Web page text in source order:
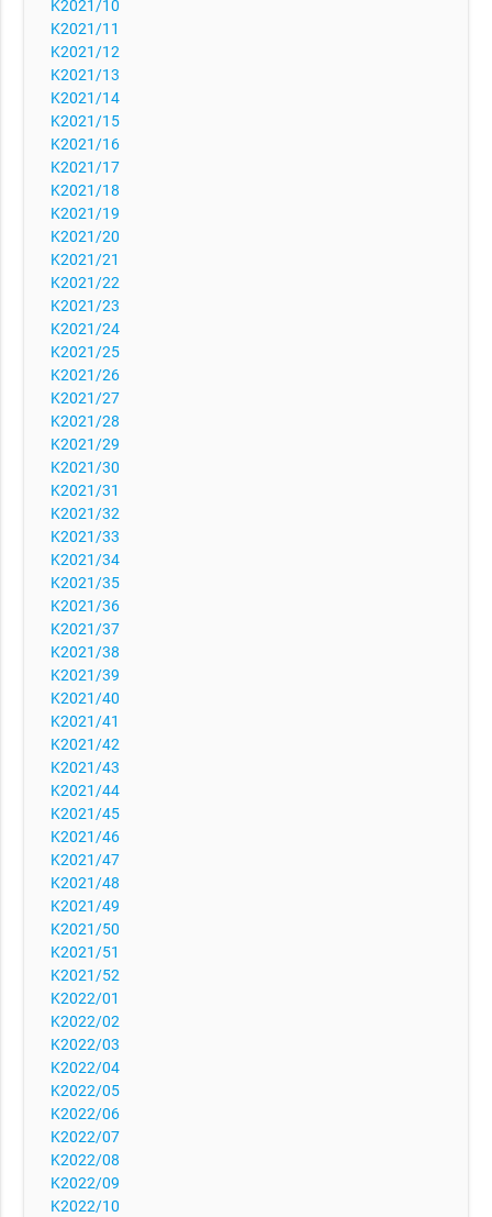
K2021/10
K2021/11
K2021/12
K2021/13
K2021/14
K2021/15
K2021/16
K2021/17
K2021/18
K2021/19
K2021/20
K2021/21
K2021/22
K2021/23
K2021/24
K2021/25
K2021/26
K2021/27
K2021/28
K2021/29
K2021/30
K2021/31
K2021/32
K2021/33
K2021/34
K2021/35
K2021/36
K2021/37
K2021/38
K2021/39
K2021/40
K2021/41
K2021/42
K2021/43
K2021/44
K2021/45
K2021/46
K2021/47
K2021/48
K2021/49
K2021/50
K2021/51
K2021/52
K2022/01
K2022/02
K2022/03
K2022/04
K2022/05
K2022/06
K2022/07
K2022/08
K2022/09
K2022/10